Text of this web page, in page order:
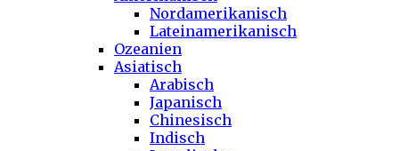
Nordamerikanisch
Lateinamerikanisch
Ozeanien
Asiatisch
Arabisch
Japanisch
Chinesisch
Indisch